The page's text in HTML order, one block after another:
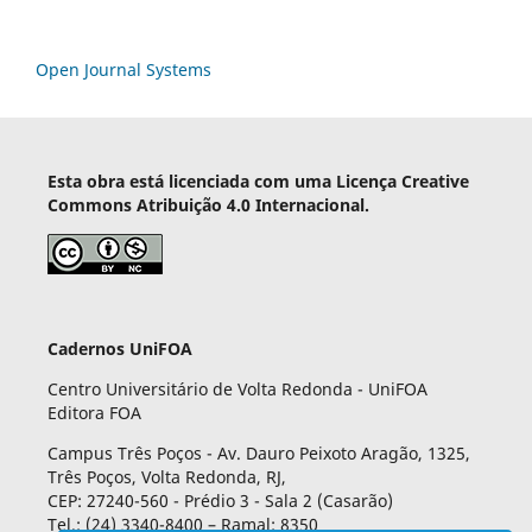
Open Journal Systems
Esta obra está licenciada com uma Licença Creative
Commons Atribuição 4.0 Internacional.
Cadernos UniFOA
Centro Universitário de Volta Redonda - UniFOA
Editora FOA
Campus Três Poços - Av. Dauro Peixoto Aragão, 1325,
Três Poços, Volta Redonda, RJ,
CEP: 27240-560 - Prédio 3 - Sala 2 (Casarão)
Tel.: (24) 3340-8400 – Ramal: 8350